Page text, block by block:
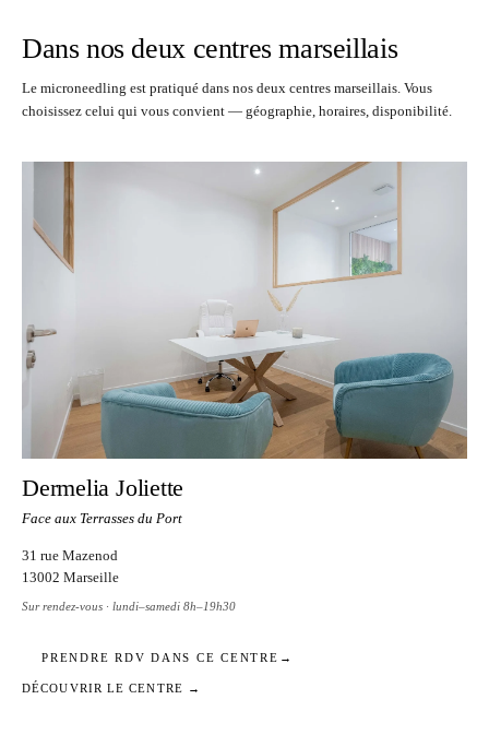
Dans nos deux centres marseillais
Le microneedling est pratiqué dans nos deux centres marseillais. Vous
choisissez celui qui vous convient — géographie, horaires, disponibilité.
Dermelia Joliette
Face aux Terrasses du Port
31 rue Mazenod
13002 Marseille
Sur rendez-vous · lundi–samedi 8h–19h30
PRENDRE RDV DANS CE CENTRE →
DÉCOUVRIR LE CENTRE →